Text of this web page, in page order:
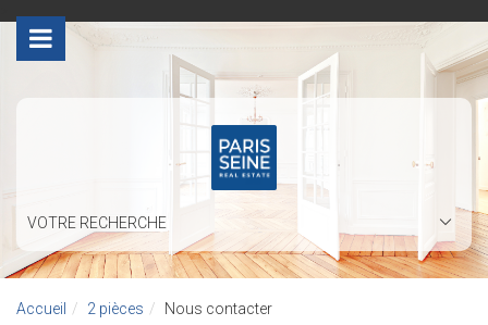
VOTRE RECHERCHE
Accueil 2 pièces Nous contacter